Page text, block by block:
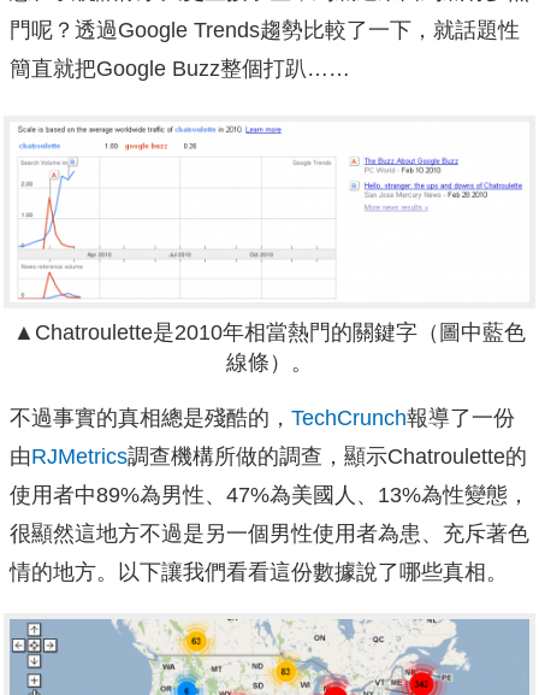
門呢？透過Google Trends趨勢比較了一下，就話題性
簡直就把Google Buzz整個打趴……
▲Chatroulette是2010年相當熱門的關鍵字（圖中藍色
線條）。
不過事實的真相總是殘酷的， TechCrunch報導了一份
由RJMetrics調查機構所做的調查，顯示Chatroulette的
使用者中89%為男性、47%為美國人、13%為性變態，
很顯然這地方不過是另一個男性使用者為患、充斥著色
情的地方。以下讓我們看看這份數據說了哪些真相。